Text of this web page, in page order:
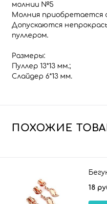
молнии №5
Молния приобретается
Допускаются
пуллером.
Размеры:
Пуллер 13*13 мм.;
Слайдер 6*13 мм.
ПОХОЖИЕ
18